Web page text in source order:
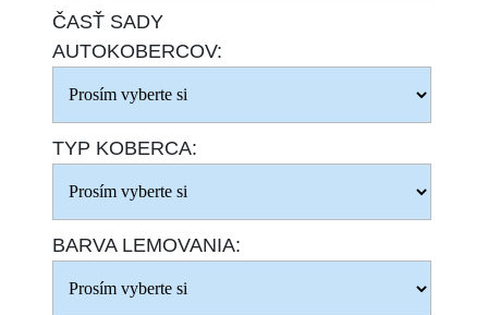
ČASŤ SADY
AUTOKOBERCOV:
TYP KOBERCA:
BARVA LEMOVANIA: